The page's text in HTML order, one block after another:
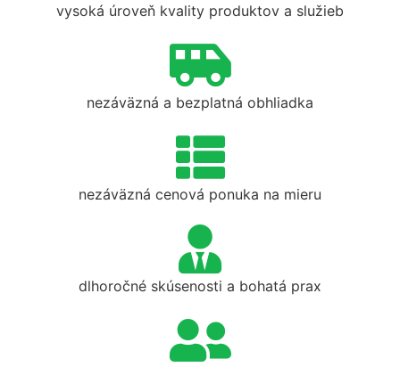
vysoká úroveň kvality produktov a služieb
nezáväzná a bezplatná obhliadka
nezáväzná cenová ponuka na mieru
dlhoročné skúsenosti a bohatá prax